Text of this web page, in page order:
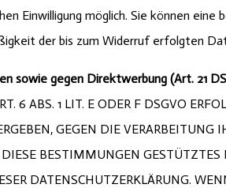
Einwilligung möglich. Sie können
der bis zum Widerruf erfolgten
sowie gegen Direktwerbung (Art. 21
6 ABS. 1 LIT. E ODER F DSGVO
GEGEN DIE VERARBEITUNG
BESTIMMUNGEN GESTÜTZTES
DATENSCHUTZERKLÄRUNG.